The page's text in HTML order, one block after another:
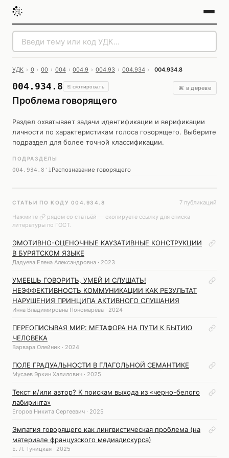
УДК › 0 › 00 › 004 › 004.9 › 004.93 › 004.934 › 004.934.8
004.934.8 ⎘ скопировать
Проблема говорящего
⌘ в дереве
Раздел охватывает задачи идентификации и верификации
личности по характеристикам голоса говорящего. Выберите
подраздел для более точной классификации.
ПОДРАЗДЕЛЫ
004.934.8'1 Распознавание говорящего
СТАТЬИ ПО КОДУ 004.934.8
7 публикаций
Нажмите
рядом со статьёй — скопируете ссылку для списка
литературы по ГОСТ.
ЭМОТИВНО-ОЦЕНОЧНЫЕ КАУЗАТИВНЫЕ КОНСТРУКЦИИ
В БУРЯТСКОМ ЯЗЫКЕ
Дадуева Елена Александровна · 2023
УМЕЕШЬ ГОВОРИТЬ, УМЕЙ И СЛУШАТЬ!
НЕЭФФЕКТИВНОСТЬ КОММУНИКАЦИИ КАК РЕЗУЛЬТАТ
НАРУШЕНИЯ ПРИНЦИПА АКТИВНОГО СЛУШАНИЯ
Инна Владимировна Пономарёва · 2024
ПЕРЕОПИСЫВАЯ МИР: МЕТАФОРА НА ПУТИ К БЫТИЮ
ЧЕЛОВЕКА
Варвара Олейник · 2024
ПОЛЕ ГРАДУАЛЬНОСТИ В ГЛАГОЛЬНОЙ СЕМАНТИКЕ
Мусаев Эркин Халилович · 2025
Текст и/или автор? К поискам выхода из «черно-белого
лабиринта»
Егоров Никита Сергеевич · 2025
Эмпатия говорящего как лингвистическая проблема (на
материале французского медиадискурса)
Е. Л. Туницкая · 2025